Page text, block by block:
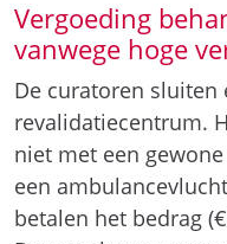
Vergoeding
vanwege hoge
De curatoren sluiten
revalidatiecentrum.
niet met een
een
betalen het bedrag